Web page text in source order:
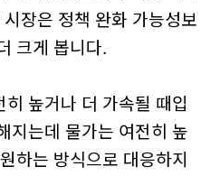
장은 정책 완화 가능성보
크게 봅니다.
높거나 더 가속될 때입
지는데 물가는 여전히 높
하는 방식으로 대응하지